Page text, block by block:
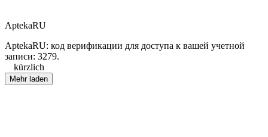
AptekaRU
AptekaRU: код верификации для доступа к вашей учетной
записи: 3279.
kürzlich
Mehr laden